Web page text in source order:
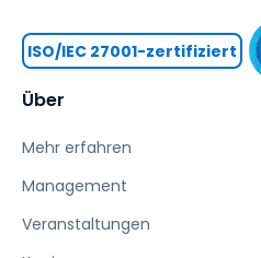
Über
Mehr erfahren
Management
Veranstaltungen
ISO/IEC 27001-zertifiziert